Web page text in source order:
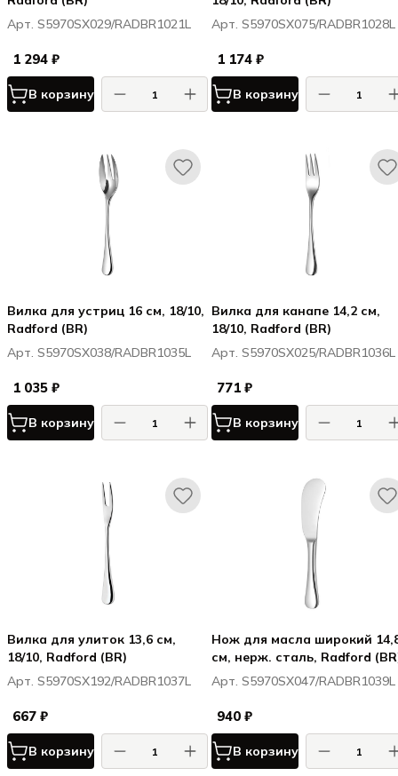
Арт. S5970SX029/RADBR1021L
1 294 ₽
В корзину
Арт. S5970SX075/RADBR1028L
1 174 ₽
В корзину
Вилка для устриц 16 см, 18/10,
Radford (BR)
Арт. S5970SX038/RADBR1035L
1 035 ₽
В корзину
Вилка для канапе 14,2 см,
18/10, Radford (BR)
Арт. S5970SX025/RADBR1036L
771 ₽
В корзину
Вилка для улиток 13,6 см,
18/10, Radford (BR)
Арт. S5970SX192/RADBR1037L
667 ₽
В корзину
Нож для масла широкий
см, нерж. сталь, Radford
Арт. S5970SX047/RADBR1039L
940 ₽
В корзину